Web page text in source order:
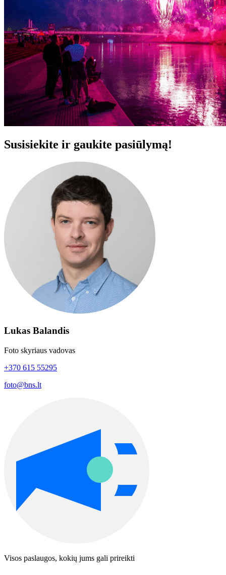
Susisiekite ir gaukite pasiūlymą!
Lukas Balandis
Foto skyriaus vadovas
+370 615 55295
foto@bns.lt
Visos paslaugos, kokių jums gali prireikti